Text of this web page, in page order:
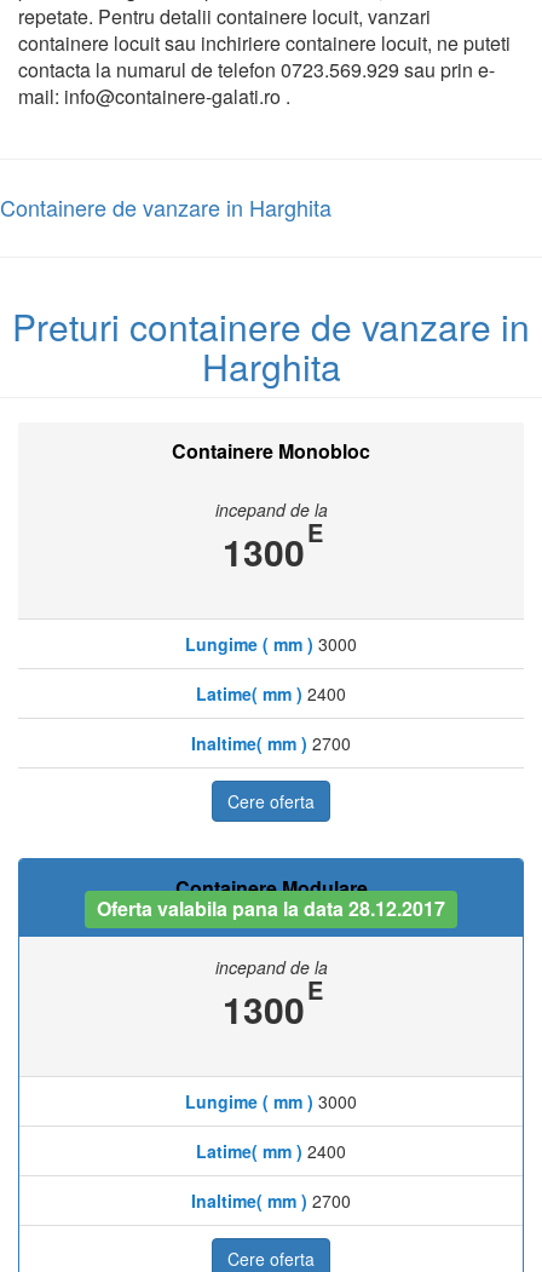
repetate. Pentru detalii containere locuit, vanzari
containere locuit sau inchiriere containere locuit, ne puteti
contacta la numarul de telefon 0723.569.929 sau prin e-
mail: info@containere-galati.ro .
Containere de vanzare in Harghita
Preturi containere de vanzare in
Harghita
Containere Monobloc
incepand de la
1300E
Lungime ( mm ) 3000
Latime( mm ) 2400
Inaltime( mm ) 2700
Cere oferta
Containere Modulare
Oferta valabila pana la data 28.12.2017
incepand de la
1300E
Lungime ( mm ) 3000
Latime( mm ) 2400
Inaltime( mm ) 2700
Cere oferta